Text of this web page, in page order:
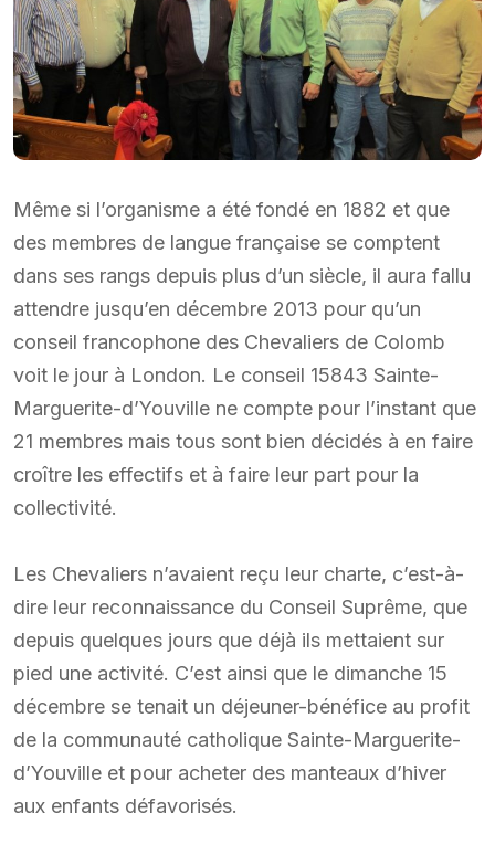
Même si l’organisme a été fondé en 1882 et que
des membres de langue française se comptent
dans ses rangs depuis plus d’un siècle, il aura fallu
attendre jusqu’en décembre 2013 pour qu’un
conseil francophone des Chevaliers de Colomb
voit le jour à London. Le conseil 15843 Sainte-
Marguerite-d’Youville ne compte pour l’instant que
21 membres mais tous sont bien décidés à en faire
croître les effectifs et à faire leur part pour la
collectivité.
Les Chevaliers n’avaient reçu leur charte, c’est-à-
dire leur reconnaissance du Conseil Suprême, que
depuis quelques jours que déjà ils mettaient sur
pied une activité. C’est ainsi que le dimanche 15
décembre se tenait un déjeuner-bénéfice au profit
de la communauté catholique Sainte-Marguerite-
d’Youville et pour acheter des manteaux d’hiver
aux enfants défavorisés.